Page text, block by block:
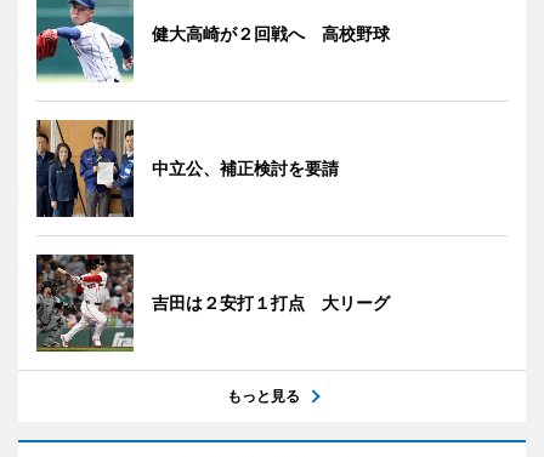
健大高崎が２回戦へ 高校野球
中立公、補正検討を要請
吉田は２安打１打点 大リーグ
もっと見る